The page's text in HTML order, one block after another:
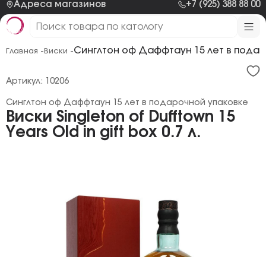
Адреса магазинов +7 (925) 388 88 00
Главная - Виски -Синглтон оф Даффтаун 15 лет в
Виски Singleton of Dufftown 15
Years Old in gift box 0.7 л.
Синглтон оф Даффтаун 15 лет в подарочной упаковке
Артикул: 10206